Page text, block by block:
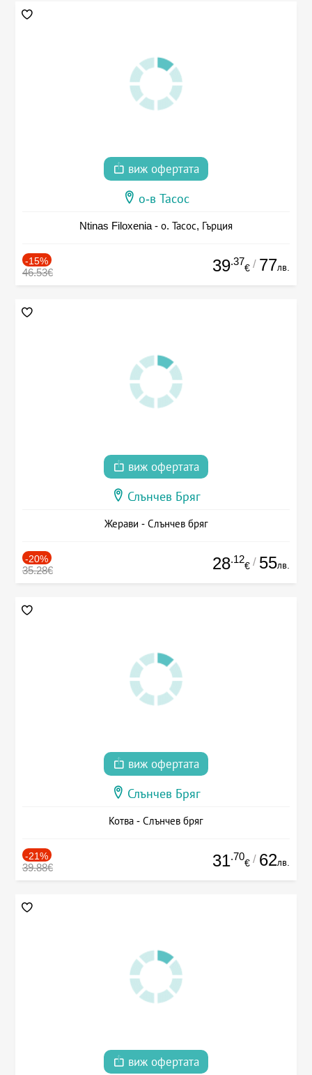
виж офертата
о-в Тасос
Ntinas Filoxenia - о. Тасос, Гърция
-15%
46.53€ 39.37
€ / 77лв.
виж офертата
Слънчев Бряг
Жерави - Слънчев бряг
-20%
35.28€ 28.12
€ / 55лв.
виж офертата
Слънчев Бряг
Котва - Слънчев бряг
-21%
39.88€ 31.70
€ / 62лв.
виж офертата